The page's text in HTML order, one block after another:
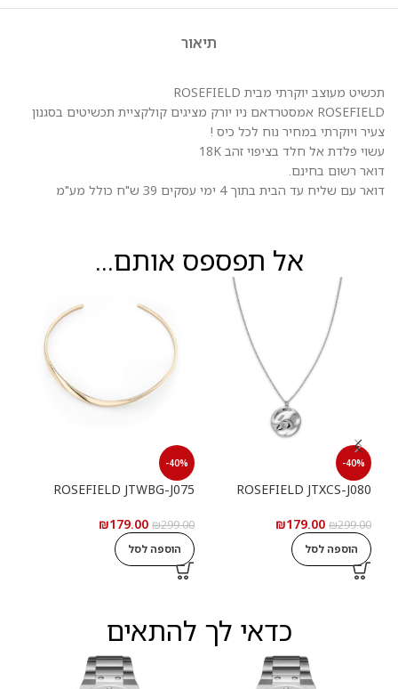
תיאור
תכשיט מעוצב יוקרתי מבית ROSEFIELD
ROSEFIELD אמסטרדאם ניו יורק מציגים קולקציית תכשיטים בסגנון
צעיר ויוקרתי במחיר נוח לכל כיס !
עשוי פלדת אל חלד בציפוי זהב 18K
דואר רשום בחינם.
דואר עם שליח עד הבית בתוך 4 ימי עסקים 39 ש"ח כולל מע"מ
אל תפספס אותם...
-40%
ROSEFIELD JTXCS-J080
₪299.00
₪179.00
הוספה לסל
-40%
ROSEFIELD JTWBG-J075
₪299.00
₪179.00
הוספה לסל
כדאי לך להתאים